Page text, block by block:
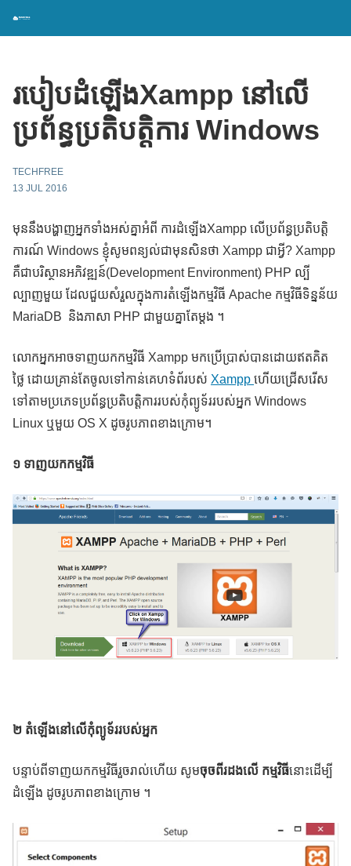
របៀបដំឡើងXampp នៅលើ
ប្រព័ន្ធប្រតិបត្តិការ Windows
TECHFREE
13 JUL 2016
មុននឹងបង្ហាញអ្នកទាំងអស់គ្នាអំពី ការដំឡើងXampp លើប្រព័ន្ធប្រតិបត្តិ
ការណ៍ Windows ខ្ញុំសូមពន្យល់ជាមុនសិនថា Xampp ជាអ្វី? Xampp
គឺជាបរិស្ថានអភិវឌ្ឍន៍(Development Environment) PHP ល្បី
ល្បាញមួយ ដែលជួយសំរួលក្នុងការតំឡើងកម្មវិធី Apache កម្មវិធីទិន្នន័យ
MariaDB និងភាសា PHP ជាមួយគ្នាតែម្តង ។
លោកអ្នកអាចទាញយកកម្មវិធី Xampp មកប្រើប្រាស់បានដោយឥតគិត
ថ្លៃ ដោយគ្រាន់តែចូលទៅកាន់គេហទំព័របស់ Xampp ហើយជ្រើសរើស
ទៅតាមប្រភេទប្រព័ន្ធប្រតិបត្តិការរបស់កុំព្យូទ័ររបស់អ្នក Windows
Linux ឬមួយ OS X ដូចរូបភាពខាងក្រោម។
១ ទាញយកកម្មវិធី
២ តំឡើងនៅលើកុំព្យូទ័ររបស់អ្នក
បន្ទាប់ពីទាញយកកម្មវិធីរួចរាល់ហើយ សូមចុចពីរដងលើ កម្មវិធីនោះដើម្បី
ដំឡើង ដូចរូបភាពខាងក្រោម ។